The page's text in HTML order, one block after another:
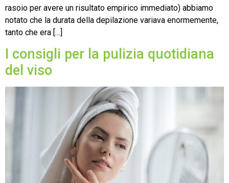
rasoio per avere un risultato empirico immediato) abbiamo
notato che la durata della depilazione variava enormemente,
tanto che era […]
I consigli per la pulizia quotidiana
del viso